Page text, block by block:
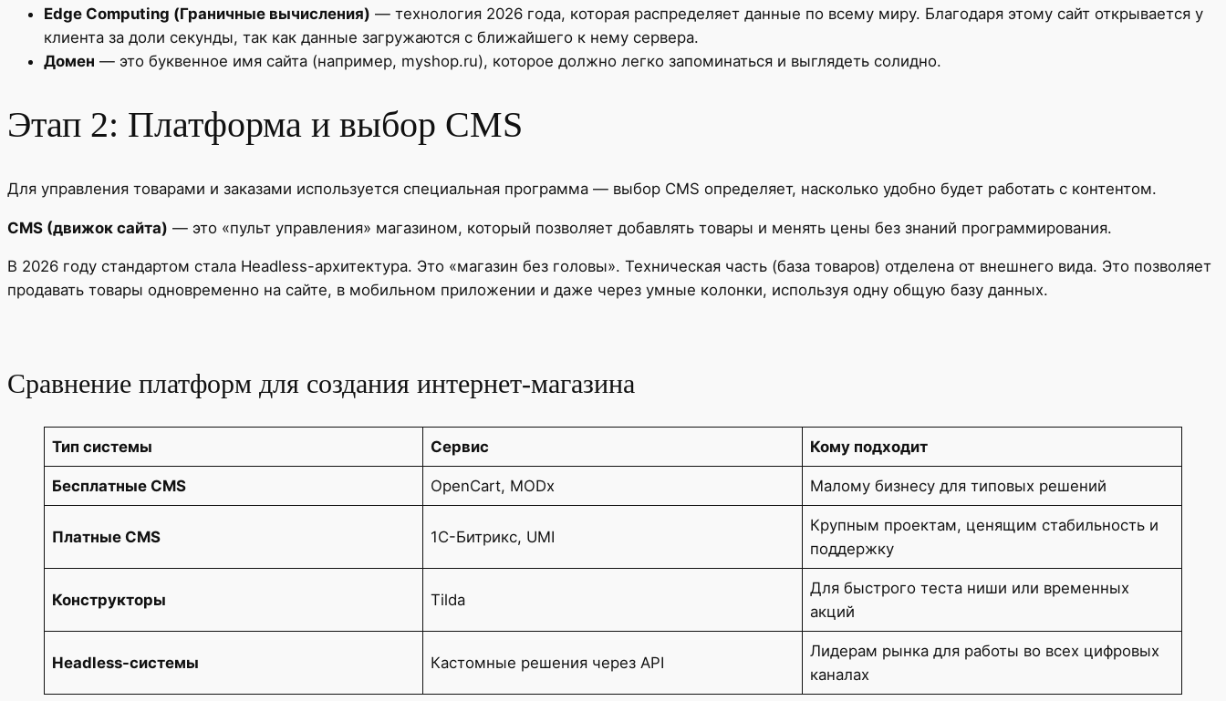
Edge Computing (Граничные вычисления) — технология 2026 года, которая распределяет данные по всему миру. Благодаря этому сайт открывается у
клиента за доли секунды, так как данные загружаются с ближайшего к нему сервера.
Домен — это буквенное имя сайта (например, myshop.ru), которое должно легко запоминаться и выглядеть солидно.
Этап 2: Платформа и выбор CMS
Для управления товарами и заказами используется специальная программа — выбор CMS определяет, насколько удобно будет работать с контентом.
CMS (движок сайта) — это «пульт управления» магазином, который позволяет добавлять товары и менять цены без знаний программирования.
В 2026 году стандартом стала Headless-архитектура. Это «магазин без головы». Техническая часть (база товаров) отделена от внешнего вида. Это позволяет
продавать товары одновременно на сайте, в мобильном приложении и даже через умные колонки, используя одну общую базу данных.
Сравнение платформ для создания интернет-магазина
Тип системы Сервис Кому подходит
Бесплатные CMS OpenCart, MODx Малому бизнесу для типовых решений
Платные CMS 1С-Битрикс, UMI
Крупным проектам, ценящим стабильность и
поддержку
Конструкторы Tilda
Для быстрого теста ниши или временных
акций
Headless-системы Кастомные решения через API
Лидерам рынка для работы во всех цифровых
каналах